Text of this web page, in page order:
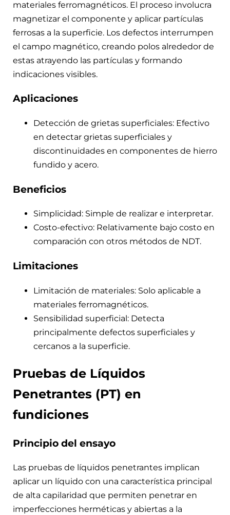
materiales ferromagnéticos. El proceso involucra
magnetizar el componente y aplicar partículas
ferrosas a la superficie. Los defectos interrumpen
el campo magnético, creando polos alrededor de
estas atrayendo las partículas y formando
indicaciones visibles.
Aplicaciones
Detección de grietas superficiales: Efectivo
en detectar grietas superficiales y
discontinuidades en componentes de hierro
fundido y acero.
Beneficios
Simplicidad: Simple de realizar e interpretar.
Costo-efectivo: Relativamente bajo costo en
comparación con otros métodos de NDT.
Limitaciones
Limitación de materiales: Solo aplicable a
materiales ferromagnéticos.
Sensibilidad superficial: Detecta
principalmente defectos superficiales y
cercanos a la superficie.
Pruebas de Líquidos
Penetrantes (PT) en
fundiciones
Principio del ensayo
Las pruebas de líquidos penetrantes implican
aplicar un líquido con una característica principal
de alta capilaridad que permiten penetrar en
imperfecciones herméticas y abiertas a la